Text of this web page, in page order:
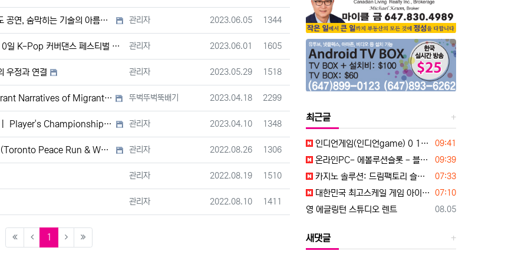
, 숨막히는 기술의 아름다움 등록자
관리자 등록일
2023.06.05 조회
1344
K-Pop 커버댄스 페스티벌 개최 등록자
관리자 등록일
2023.06.01 조회
1605
우정과 연결 등록자
관리자 등록일
2023.05.29 조회
1518
Narratives of Migrant… 등록자
뚜벅뚜벅뚝배기 등록일
2023.04.18 조회
2299
Championship Curling Tourn… 등록자
관리자 등록일
2023.04.10 조회
1348
Peace Run & Walk) 등록자
관리자 등록일
2022.08.26 조회
1306
등록자
관리자 등록일
2022.08.19 조회
1510
등록자
관리자 등록일
2022.08.10 조회
1411
1 (current)
최근글
등록일
09:41
인디언게임(인디언game) 0 1 0. 817 9. 52 74
등록일
09:39
온라인PC- 에볼루션슬롯 - 블루게임 WWW.fefas.net 아이슬롯아시아
등록일
07:33
카지노 솔루션: 드림팩토리 슬롯알본사 / 슬롯알공급 / 슬롯API ☎ 탤 레 : dreamfactory365
등록일
07:10
대한민국 최고스케일 게임 아이슬롯(islot-asia) 공식에이전시 99억잭팟이 터져요~
등록일
08.05
영 에글링턴 스튜디오 렌트
새댓글